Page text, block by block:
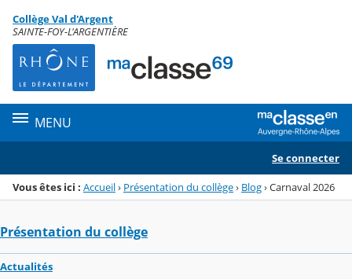
Menu de la rubrique
Contenu
Collège Val d'Argent
SAINTE-FOY-L'ARGENTIÈRE
MENU
Se connecter
Vous êtes ici : Accueil› Présentation du collège› Blog›Carnaval 2026
Présentation du collège
Actualités